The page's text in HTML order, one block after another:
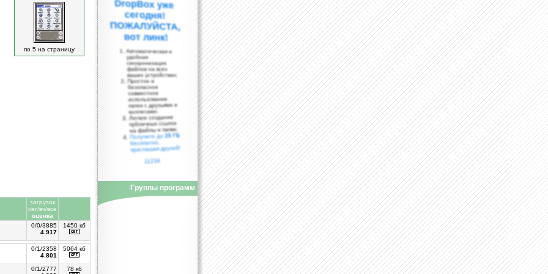
по 5 на страницу
загрузок
сег/вч/все
оценка
0/0/3885
4.917
1450 кб
0/1/2358
4.801
5064 кб
0/1/2777
78 кб
вот линк!
Автоматическая и
удобная
синхронизация
файлов на всех
ваших устройствах;
Простое и
безопасное
совместное
использование
папок с друзьями и
коллегами;
Легкое создание
публичных ссылок
на файлы и папки;
Получите до25 ГБ
бесплатно,
приглашая друзей!
11234
Группы программ